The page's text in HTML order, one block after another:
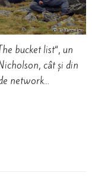
bucket list“, un
cât și din
network…